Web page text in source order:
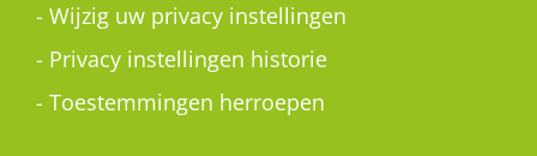
- Wijzig uw privacy instellingen
- Privacy instellingen historie
- Toestemmingen herroepen